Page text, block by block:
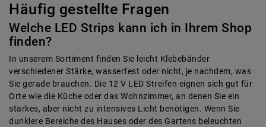
Häufig gestellte Fragen
Welche LED Strips kann ich in Ihrem Shop
finden?
In unserem Sortiment finden Sie leicht Klebebänder
verschiedener Stärke, wasserfest oder nicht, je nachdem, was
Sie gerade brauchen. Die 12 V LED Streifen eignen sich gut für
Orte wie die Küche oder das Wohnzimmer, an denen Sie ein
starkes, aber nicht zu intensives Licht benötigen. Wenn Sie
dunklere Bereiche des Hauses oder des Gartens beleuchten